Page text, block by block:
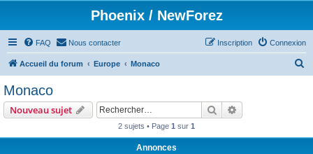
Phoenix / NewForez
FAQ Nous contacter Connexion
Inscription
Accueil du forum Europe Monaco
Monaco
Nouveau sujet Rechercher
2 sujets • Page 1 sur 1
Annonces